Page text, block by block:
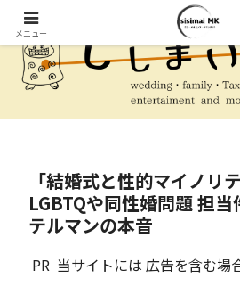
「結婚式と性的マイノリ
LGBTQや同性婚問題 担当件数二千件 元ホ
テルマンの本音
PR 当サイトには 広告を含む場
メニュー